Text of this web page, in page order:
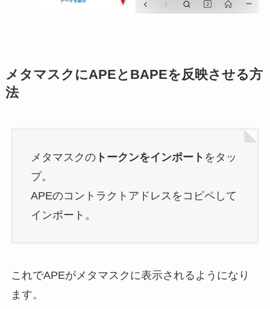
メタマスクにAPEとBAPEを反映させる方
法
メタマスクのトークンをインポート をタッ
プ。
APEのコントラクトアドレスをコピペして
インポート。
これでAPEがメタマスクに表示されるようになり
ます。